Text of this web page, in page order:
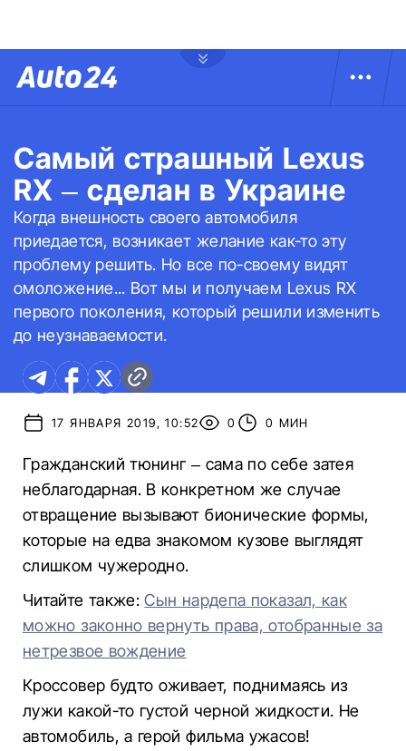
Самый страшный Lexus
RX – сделан в Украине
Когда внешность своего автомобиля
приедается, возникает желание как-то эту
проблему решить. Но все по-своему видят
омоложение... Вот мы и получаем Lexus RX
первого поколения, который решили изменить
до неузнаваемости.
17 ЯНВАРЯ 2019, 10:52 0 0 МИН
Гражданский тюнинг – сама по себе затея
неблагодарная. В конкретном же случае
отвращение вызывают бионические формы,
которые на едва знакомом кузове выглядят
слишком чужеродно.
Читайте также:Сын нардепа показал, как
можно законно вернуть права, отобранные за
нетрезвое вождение
Кроссовер будто оживает, поднимаясь из
лужи какой-то густой черной жидкости. Не
автомобиль, а герой фильма ужасов!